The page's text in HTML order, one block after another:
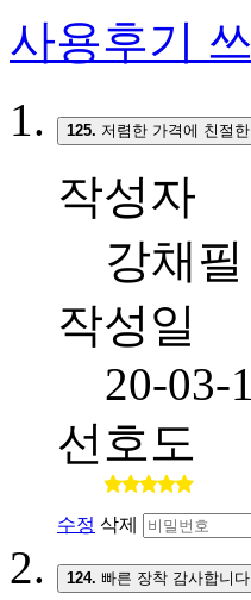
사용후기
125. 저렴한 가격에 친절
작성자
강채필
작성일
20-03-
선호도
수정 삭제
124. 빠른 장착 감사합니다